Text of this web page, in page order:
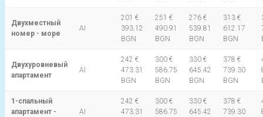
Двухместный
номер - море
AI
201 €
393.12
BGN
251 €
490.91
BGN
276 €
539.81
BGN
313 €
612.17
BGN
Двухуровневый
апартамент
AI
242 €
473.31
BGN
300 €
586.75
BGN
330 €
645.42
BGN
378 €
739.30
BGN
1-спальный
апартамент -
AI
242 €
473.31
300 €
586.75
330 €
645.42
378 €
739.30